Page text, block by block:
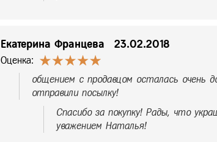
Екатерина Францева 23.02.2018
Оценка:
общением с продавцом осталась очень
отправили посылку!
Спасибо за покупку! Рады, что
уважением Наталья!